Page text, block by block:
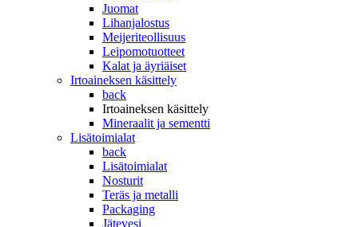
Juomat
Lihanjalostus
Meijeriteollisuus
Leipomotuotteet
Kalat ja äyriäiset
Irtoaineksen käsittely
back
Irtoaineksen käsittely
Mineraalit ja sementti
Lisätoimialat
back
Lisätoimialat
Nosturit
Teräs ja metalli
Packaging
Jätevesi